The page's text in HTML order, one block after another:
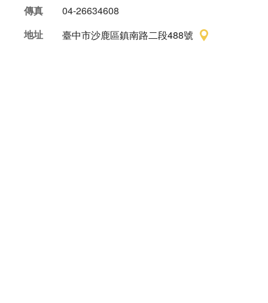
傳真
04-26634608
地址
臺中市沙鹿區鎮南路二段488號